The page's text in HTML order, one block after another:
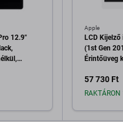
12.9"
Apple
LCD
(1st Gen
Érintőüveg
57 730 Ft